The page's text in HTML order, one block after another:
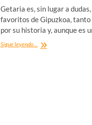
Getaria es, sin lugar a
favoritos de Gipuzkoa, tanto
por su historia y, aunque es
Sigue leyendo... Getaria,